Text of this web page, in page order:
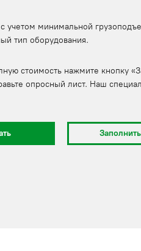
учетом минимальной
тип оборудования.
стоимость нажмите кнопку
опросный лист. Наш